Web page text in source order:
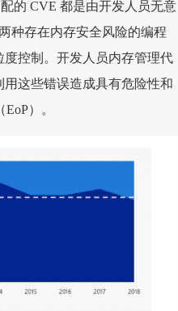
的 CVE 都是由开发人员无意
种存在内存安全风险的编程
控制。开发人员内存管理代
这些错误造成具有危险性和
）。